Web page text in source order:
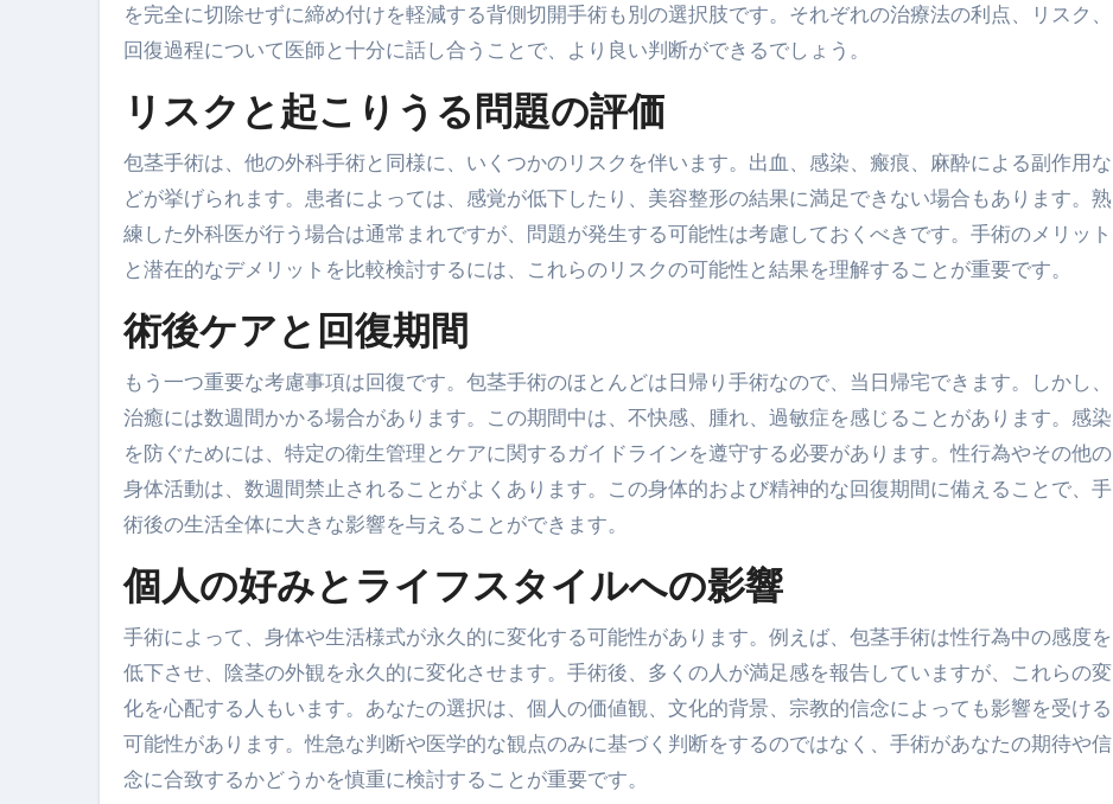
を完全に切除せずに締め付けを軽減する背側切開手術も別の選択肢です。それぞれの治療法の利点、リスク、
回復過程について医師と十分に話し合うことで、より良い判断ができるでしょう。
リスクと起こりうる問題の評価
包茎手術は、他の外科手術と同様に、いくつかのリスクを伴います。出血、感染、瘢痕、麻酔による副作用な
どが挙げられます。患者によっては、感覚が低下したり、美容整形の結果に満足できない場合もあります。熟
練した外科医が行う場合は通常まれですが、問題が発生する可能性は考慮しておくべきです。手術のメリット
と潜在的なデメリットを比較検討するには、これらのリスクの可能性と結果を理解することが重要です。
術後ケアと回復期間
もう一つ重要な考慮事項は回復です。包茎手術のほとんどは日帰り手術なので、当日帰宅できます。しかし、
治癒には数週間かかる場合があります。この期間中は、不快感、腫れ、過敏症を感じることがあります。感染
を防ぐためには、特定の衛生管理とケアに関するガイドラインを遵守する必要があります。性行為やその他の
身体活動は、数週間禁止されることがよくあります。この身体的および精神的な回復期間に備えることで、手
術後の生活全体に大きな影響を与えることができます。
個人の好みとライフスタイルへの影響
手術によって、身体や生活様式が永久的に変化する可能性があります。例えば、包茎手術は性行為中の感度を
低下させ、陰茎の外観を永久的に変化させます。手術後、多くの人が満足感を報告していますが、これらの変
化を心配する人もいます。あなたの選択は、個人の価値観、文化的背景、宗教的信念によっても影響を受ける
可能性があります。性急な判断や医学的な観点のみに基づく判断をするのではなく、手術があなたの期待や信
念に合致するかどうかを慎重に検討することが重要です。